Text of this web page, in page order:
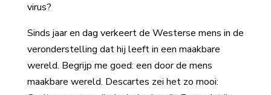
virus?
Sinds jaar en dag verkeert de Westerse mens in de
veronderstelling dat hij leeft in een maakbare
wereld. Begrijp me goed: een door de mens
maakbare wereld. Descartes zei het zo mooi: